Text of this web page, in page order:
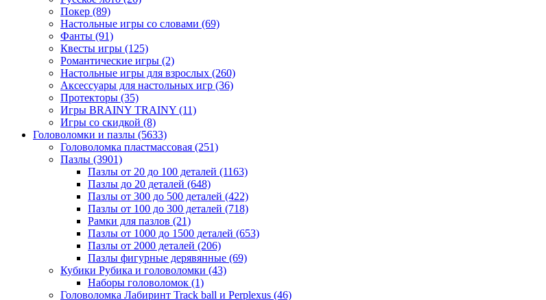
Покер (89)
Настольные игры со словами (69)
Фанты (91)
Квесты игры (125)
Романтические игры (2)
Настольные игры для взрослых (260)
Аксессуары для настольных игр (36)
Протекторы (35)
Игры BRAINY TRAINY (11)
Игры со скидкой (8)
Головоломки и пазлы (5633)
Головоломка пластмассовая (251)
Пазлы (3901)
Пазлы от 20 до 100 деталей (1163)
Пазлы до 20 деталей (648)
Пазлы от 300 до 500 деталей (422)
Пазлы от 100 до 300 деталей (718)
Рамки для пазлов (21)
Пазлы от 1000 до 1500 деталей (653)
Пазлы от 2000 деталей (206)
Пазлы фигурные дерявянные (69)
Кубики Рубика и головоломки (43)
Наборы головоломок (1)
Головоломка Лабиринт Track ball и Perplexus (46)